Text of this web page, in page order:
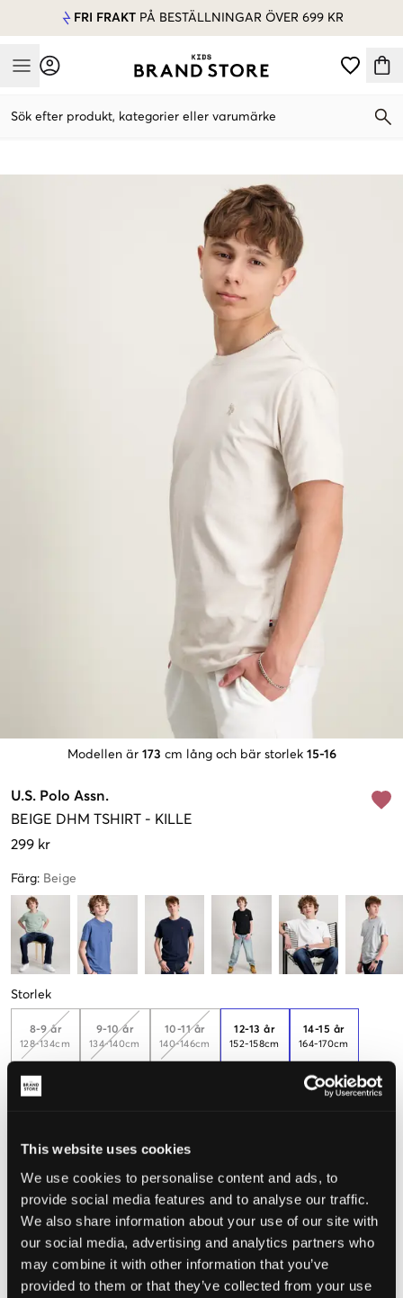
This website uses cookies
We use cookies to personalise content and ads, to
provide social media features and to analyse our traffic.
We also share information about your use of our site with
our social media, advertising and analytics partners who
may combine it with other information that you’ve
provided to them or that they’ve collected from your use
FRI FRAKT PÅ BESTÄLLNINGAR ÖVER 699 KR
Mobile Menu
Sök efter produkt, kategorier eller varumärke
Modellen är 173 cm lång och bär storlek 15-16
U.S. Polo Assn.
BEIGE DHM TSHIRT - KILLE
299 kr
Färg: Beige
Storlek
8-9 år
128-134cm
9-10 år
134-140cm
10-11 år
140-146cm
12-13 år
152-158cm
14-15 år
164-170cm
15-16 år
Liten Perfekt
STORLEKSGUIDE
VÄLJ STORLEK